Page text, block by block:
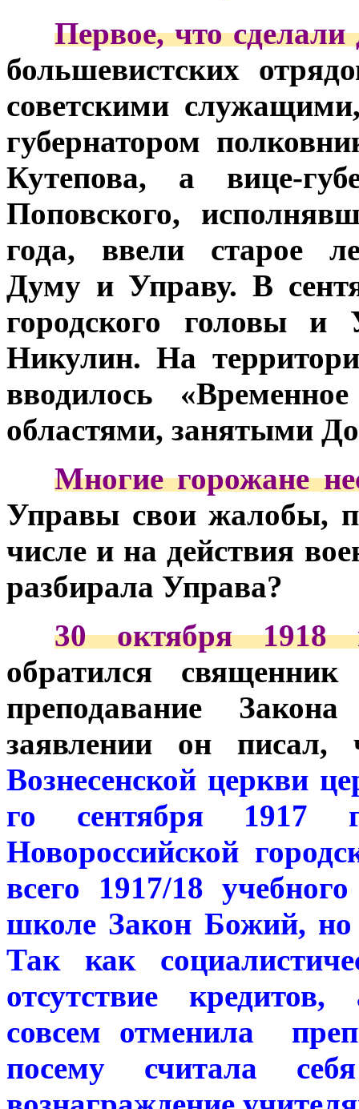
Первое, что
большевистских
советскими
губернатором
Кутепова, а вице-
Поповского,
года, ввели старое
Думу и Управу. В
городского головы
Никулин. На
вводилось
областями, занятыми
Многие горожане
Управы свои жалобы,
числе и на действия
разбирала Управа?
30 октября 1918
обратился
преподавание
заявлении он
Вознесенской церкви
го сентября 1917
Новороссийской
всего 1917/18
школе Закон Божий, но
Так как
отсутствие
совсем отменила
посему считала